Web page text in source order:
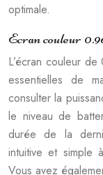
optimale.
Ecran couleur
L’écran couleur
essentielles de
consulter la
le niveau de
durée de la
intuitive et simple
Vous avez